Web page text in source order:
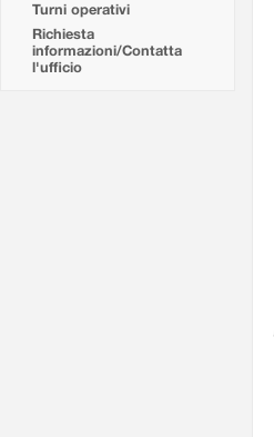
Turni operativi
Richiesta
informazioni/Contatta
l'ufficio